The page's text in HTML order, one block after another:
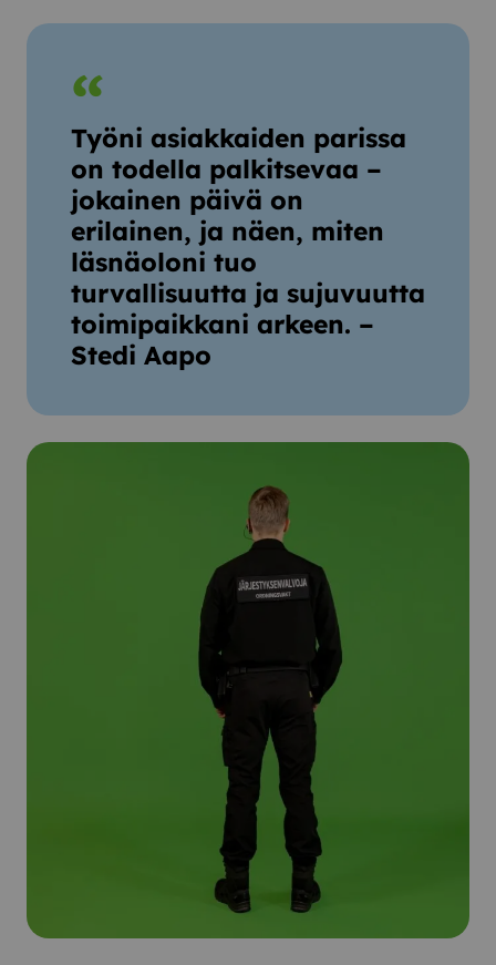
Työni asiakkaiden parissa
on todella palkitsevaa –
jokainen päivä on
erilainen, ja näen, miten
läsnäoloni tuo
turvallisuutta ja sujuvuutta
toimipaikkani arkeen. –
Stedi Aapo